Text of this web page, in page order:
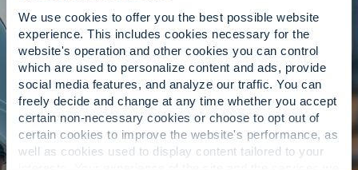
We use cookies to offer you the best possible website
experience. This includes cookies necessary for the
website's operation and other cookies you can control
which are used to personalize content and ads, provide
social media features, and analyze our traffic. You can
freely decide and change at any time whether you accept
certain non-necessary cookies or choose to opt out of
certain cookies to improve the website's performance, as
well as cookies used to display content tailored to your
可用性とパフォーマンスをサポート
するサービス。